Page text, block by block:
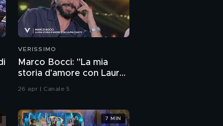
VERISSIMO
Marco Bocci: "La mia
storia d'amore con Laura
Chiatti"
26 apr | Canale 5
7 MIN